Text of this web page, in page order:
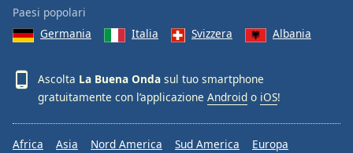
Paesi popolari
Germania
Italia Svizzera Albania
Ascolta La Buena Onda sul tuo smartphone
gratuitamente con l’applicazione Android o iOS!
Africa Asia Nord America Sud America
Europa